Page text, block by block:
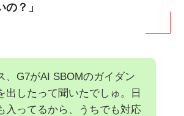
？」
、G7がAI SBOMのガイダン
出したって聞いたでしゅ。日
入ってるから、うちでも対応